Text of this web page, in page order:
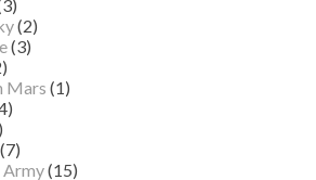
(2)
(3)
Mars (1)
(7)
(15)